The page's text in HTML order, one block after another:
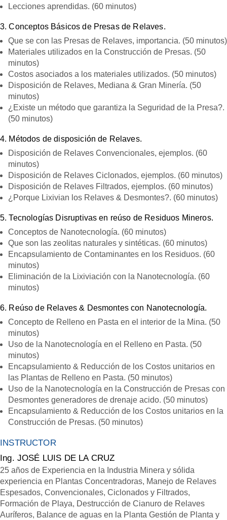
Lecciones aprendidas. (60 minutos)
3. Conceptos Básicos de Presas de Relaves.
Que se con las Presas de Relaves, importancia. (50 minutos)
Materiales utilizados en la Construcción de Presas. (50
minutos)
Costos asociados a los materiales utilizados. (50 minutos)
Disposición de Relaves, Mediana & Gran Minería. (50
minutos)
¿Existe un método que garantiza la Seguridad de la Presa?.
(50 minutos)
4. Métodos de disposición de Relaves.
Disposición de Relaves Convencionales, ejemplos. (60
minutos)
Disposición de Relaves Ciclonados, ejemplos. (60 minutos)
Disposición de Relaves Filtrados, ejemplos. (60 minutos)
¿Porque Lixivian los Relaves & Desmontes?. (60 minutos)
5. Tecnologías Disruptivas en reúso de Residuos Mineros.
Conceptos de Nanotecnología. (60 minutos)
Que son las zeolitas naturales y sintéticas. (60 minutos)
Encapsulamiento de Contaminantes en los Residuos. (60
minutos)
Eliminación de la Lixiviación con la Nanotecnología. (60
minutos)
6. Reúso de Relaves & Desmontes con Nanotecnología.
Concepto de Relleno en Pasta en el interior de la Mina. (50
minutos)
Uso de la Nanotecnología en el Relleno en Pasta. (50
minutos)
Encapsulamiento & Reducción de los Costos unitarios en
las Plantas de Relleno en Pasta. (50 minutos)
Uso de la Nanotecnología en la Construcción de Presas con
Desmontes generadores de drenaje acido. (50 minutos)
Encapsulamiento & Reducción de los Costos unitarios en la
Construcción de Presas. (50 minutos)
INSTRUCTOR
Ing. JOSÉ LUIS DE LA CRUZ
25 años de Experiencia en la Industria Minera y sólida
experiencia en Plantas Concentradoras, Manejo de Relaves
Espesados, Convencionales, Ciclonados y Filtrados,
Formación de Playa, Destrucción de Cianuro de Relaves
Auríferos, Balance de aguas en la Planta Gestión de Planta y